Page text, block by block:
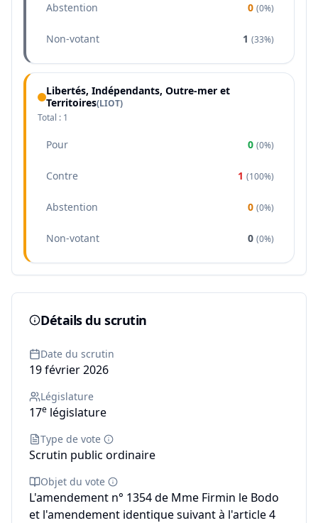
Abstention 0 (0%)
Non-votant 1 (33%)
Libertés, Indépendants, Outre-mer et
Territoires(LIOT)
Total : 1
Pour 0 (0%)
Contre 1 (100%)
Abstention 0 (0%)
Non-votant 0 (0%)
Détails du scrutin
Date du scrutin
19 février 2026
Législature
17e législature
Type de vote
Scrutin public ordinaire
Objet du vote
L'amendement n° 1354 de Mme Firmin le Bodo
et l'amendement identique suivant à l'article 4